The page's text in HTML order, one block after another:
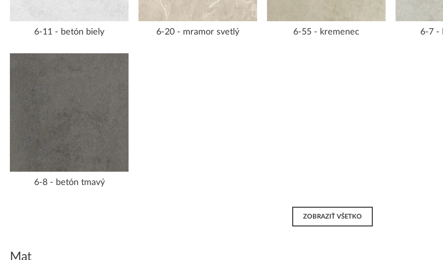
6-11 - betón biely 6-20 - mramor svetlý 6-55 - kremenec 6-7 -
6-8 - betón tmavý
ZOBRAZIŤ VŠETKO
Mat